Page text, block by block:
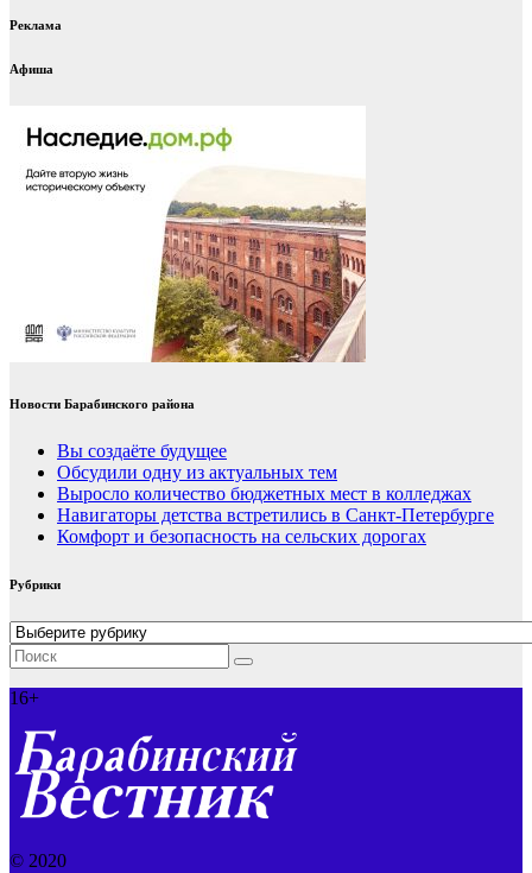
Реклама
Афиша
Новости Барабинского района
Вы создаёте будущее
Обсудили одну из актуальных тем
Выросло количество бюджетных мест в колледжах
Навигаторы детства встретились в Санкт-Петербурге
Комфорт и безопасность на сельских дорогах
Рубрики
Рубрики
16+
© 2020